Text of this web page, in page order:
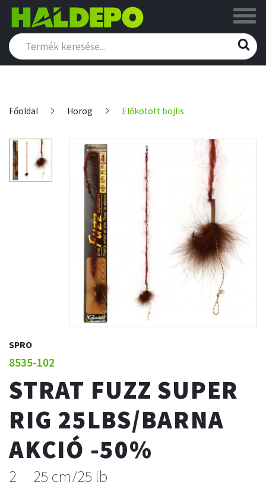
Főoldal Horog Előkötött bojlis
SPRO
8535-102
STRAT FUZZ SUPER
RIG 25LBS/BARNA
AKCIÓ -50%
2 25 cm/25 lb